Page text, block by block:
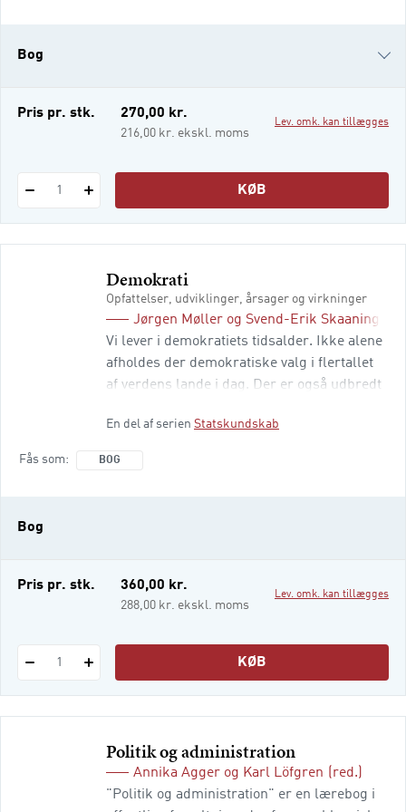
Bog
e-bog (epub3)
Pris pr. stk. 270,00 kr.
216,00 kr. ekskl. moms
Lev. omk. kan tillægges
1 KØB
Demokrati
Opfattelser, udviklinger, årsager og virkninger
Jørgen Møller og Svend-Erik Skaaning
Vi lever i demokratiets tidsalder. Ikke alene
afholdes der demokratiske valg i flertallet
af verdens lande i dag. Der er også udbredt
styreform. Men hvad er demokrati egentlig?
En del af serien Statskundskab
Fås som BOG
Bog
Pris pr. stk. 360,00 kr.
288,00 kr. ekskl. moms
Lev. omk. kan tillægges
1 KØB
Politik og administration
Annika Agger og Karl Löfgren
(red.)
"Politik og administration" er en lærebog i